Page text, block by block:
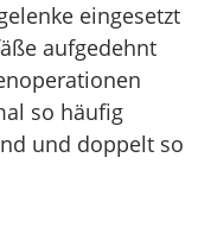
eingesetzt
aufgedehnt
so häufig
und doppelt so